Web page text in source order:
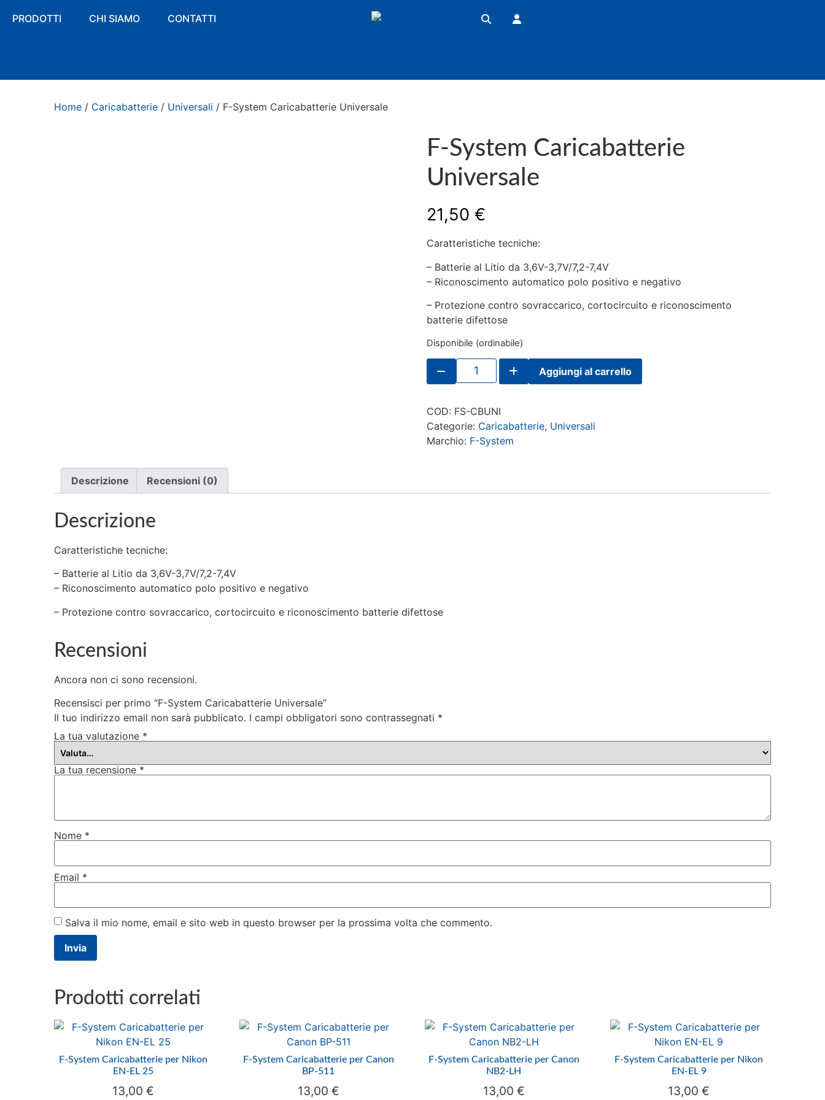
PRODOTTI CHI SIAMO CONTATTI
Home / Caricabatterie / Universali / F-System Caricabatterie Universale
F-System Caricabatterie
Universale
21,50€
Caratteristiche tecniche:
– Batterie al Litio da 3,6V-3,7V/7,2-7,4V
– Riconoscimento automatico polo positivo e negativo
– Protezione contro sovraccarico, cortocircuito e riconoscimento
batterie difettose
Disponibile (ordinabile)
F-
System
Caricabatterie
Aggiungi al carrello
COD: FS-CBUNI
Categorie: Caricabatterie, Universali
Marchio: F-System
Descrizione Recensioni (0)
Descrizione
Caratteristiche tecniche:
– Batterie al Litio da 3,6V-3,7V/7,2-7,4V
– Riconoscimento automatico polo positivo e negativo
– Protezione contro sovraccarico, cortocircuito e riconoscimento batterie difettose
Recensioni
Ancora non ci sono recensioni.
Recensisci per primo “F-System Caricabatterie Universale”
Il tuo indirizzo email non sarà pubblicato. I campi obbligatori sono contrassegnati *
La tua valutazione *
La tua recensione *
Nome *
Email *
Salva il mio nome, email e sito web in questo browser per la prossima volta che commento.
Prodotti correlati
F-System Caricabatterie per Nikon
EN-EL 25
13,00 €
F-System Caricabatterie per Canon
BP-511
13,00 €
F-System Caricabatterie per Canon
NB2-LH
13,00 €
F-System Caricabatterie per Nikon
EN-EL 9
13,00€